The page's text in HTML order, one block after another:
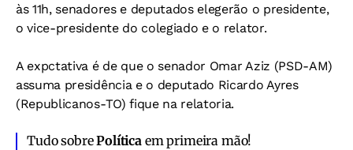
às 11h, senadores e deputados elegerão o presidente,
o vice-presidente do colegiado e o relator.
A expctativa é de que o senador Omar Aziz (PSD-AM)
assuma presidência e o deputado Ricardo Ayres
(Republicanos-TO) fique na relatoria.
Tudo sobrePolíticaem primeira mão!